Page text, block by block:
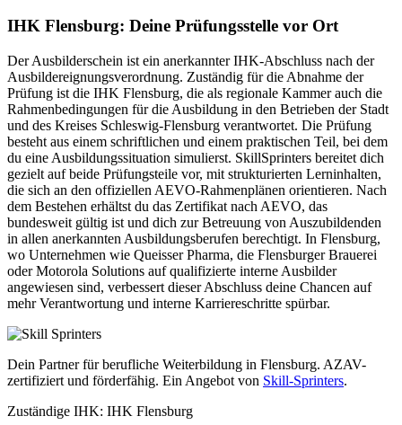
IHK Flensburg: Deine Prüfungsstelle vor Ort
Der Ausbilderschein ist ein anerkannter IHK-Abschluss nach der
Ausbildereignungsverordnung. Zuständig für die Abnahme der
Prüfung ist die IHK Flensburg, die als regionale Kammer auch die
Rahmenbedingungen für die Ausbildung in den Betrieben der Stadt
und des Kreises Schleswig-Flensburg verantwortet. Die Prüfung
besteht aus einem schriftlichen und einem praktischen Teil, bei dem
du eine Ausbildungssituation simulierst. SkillSprinters bereitet dich
gezielt auf beide Prüfungsteile vor, mit strukturierten Lerninhalten,
die sich an den offiziellen AEVO-Rahmenplänen orientieren. Nach
dem Bestehen erhältst du das Zertifikat nach AEVO, das
bundesweit gültig ist und dich zur Betreuung von Auszubildenden
in allen anerkannten Ausbildungsberufen berechtigt. In Flensburg,
wo Unternehmen wie Queisser Pharma, die Flensburger Brauerei
oder Motorola Solutions auf qualifizierte interne Ausbilder
angewiesen sind, verbessert dieser Abschluss deine Chancen auf
mehr Verantwortung und interne Karriereschritte spürbar.
Dein Partner für berufliche Weiterbildung in Flensburg. AZAV-
zertifiziert und förderfähig. Ein Angebot von Skill-Sprinters.
Zuständige IHK: IHK Flensburg